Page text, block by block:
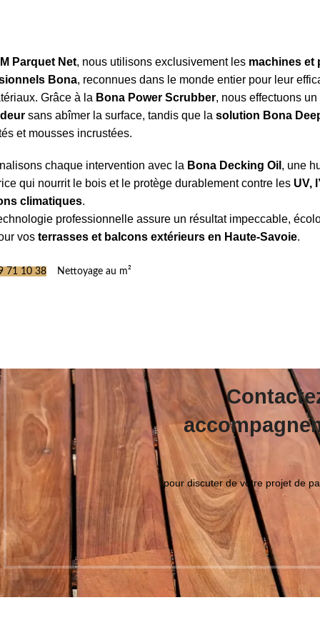
Parquet Net, nous utilisons exclusivement les machines et
Bona, reconnues dans le monde entier pour leur
Grâce à la Bona Power Scrubber, nous effectuons un
sans abîmer la surface, tandis que lasolution Bona
et mousses incrustées.
chaque intervention avec la Bona Decking Oil , une
qui nourrit le bois et le protège durablement contre les UV,
climatiques.
professionnelle assure un résultat impeccable,
vosterrasses et balcons extérieurs en Haute-Savoie.
71 10 38 Nettoyage au m²
pour discuter de votre projet de